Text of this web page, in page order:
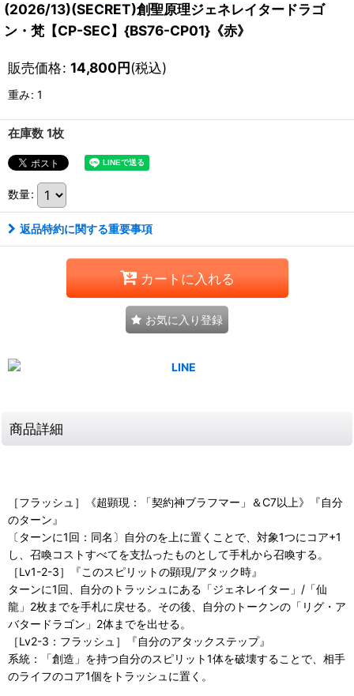
(2026/13)(SECRET)創聖原理ジェネレイタードラゴ
ン・梵【CP-SEC】{BS76-CP01}《赤》
販売価格: 14,800円(税込)
重み: 1
在庫数 1枚
数量:
返品特約に関する重要事項
カートに入れる
お気に入り登録
商品詳細
［フラッシュ］《超顕現：「契約神ブラフマー」＆C7以上》『自分
のターン』
〔ターンに1回：同名〕自分のを上に置くことで、対象1つにコア+1
し、召喚コストすべてを支払ったものとして手札から召喚する。
［Lv1-2-3］『このスピリットの顕現/アタック時』
ターンに1回、自分のトラッシュにある「ジェネレイター」/「仙
龍」2枚までを手札に戻せる。その後、自分のトークンの「リグ・ア
バタードラゴン」2体までを出せる。
［Lv2-3：フラッシュ］『自分のアタックステップ』
系統：「創造」を持つ自分のスピリット1体を破壊することで、相手
のライフのコア1個をトラッシュに置く。